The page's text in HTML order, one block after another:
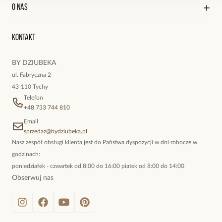
Reklamacje i zwroty
Edycja profilu
O nas
Oryginalne naszyjniki, topowe bransoletki, okazałe kolczyki,
Kontakt
BY DZIUBEKA
ul. Fabryczna 2
43-110 Tychy
Telefon
+48 733 744 810
Email
sprzedaz@bydziubeka.pl
Nasz zespół obsługi klienta jest do Państwa dyspozycji w dni robocze w
godzinach:
poniedziałek - czwartek od 8:00 do 16:00 piatek od 8:00 do 14:00
Obserwuj nas